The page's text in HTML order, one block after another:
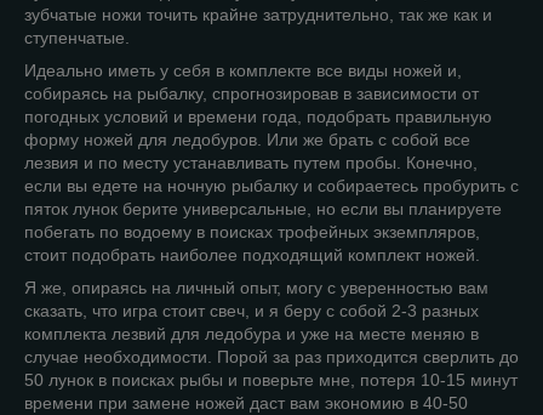
зубчатые ножи точить крайне затруднительно, так же как и
ступенчатые.
Идеально иметь у себя в комплекте все виды ножей и,
собираясь на рыбалку, спрогнозировав в зависимости от
погодных условий и времени года, подобрать правильную
форму ножей для ледобуров. Или же брать с собой все
лезвия и по месту устанавливать путем пробы. Конечно,
если вы едете на ночную рыбалку и собираетесь пробурить с
пяток лунок берите универсальные, но если вы планируете
побегать по водоему в поисках трофейных экземпляров,
стоит подобрать наиболее подходящий комплект ножей.
Я же, опираясь на личный опыт, могу с уверенностью вам
сказать, что игра стоит свеч, и я беру с собой 2-3 разных
комплекта лезвий для ледобура и уже на месте меняю в
случае необходимости. Порой за раз приходится сверлить до
50 лунок в поисках рыбы и поверьте мне, потеря 10-15 минут
времени при замене ножей даст вам экономию в 40-50